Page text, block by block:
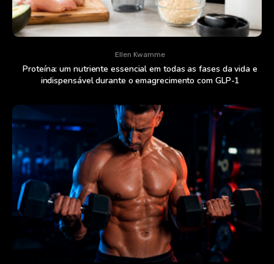
Ellen Kwamme
Proteína: um nutriente essencial em todas as fases da vida e
indispensável durante o emagrecimento com GLP-1